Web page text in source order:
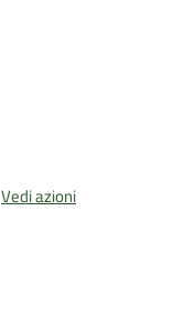
Vedi azioni